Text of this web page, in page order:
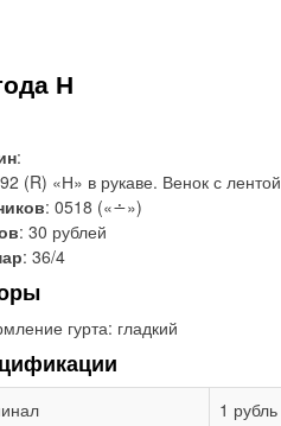
Н
:
(R) «Н» в рукаве. Венок с лентой
: 0518 («∸»)
: 30 рублей
: 36/4
гурта: гладкий
1 рубль